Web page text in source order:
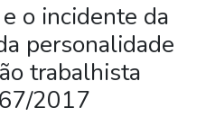
o incidente da
personalidade
trabalhista
2017